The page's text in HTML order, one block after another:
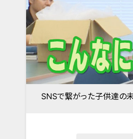
SNSで繋がった子供達の